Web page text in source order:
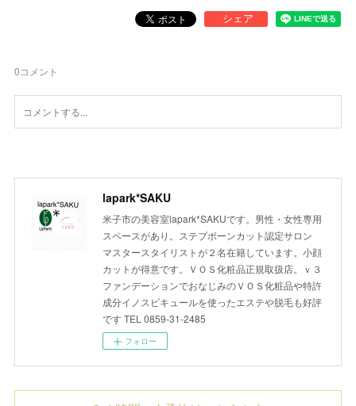
0コメント
lapark*SAKU
米子市の美容室lapark*SAKUです。男性・女性専用
スペースがあり。ステプボーンカット認定サロン
マスタースタイリストが２名在籍しています。小顔
カットが得意です。ＶＯＳ化粧品正規取扱店。ｖ３
ファンデーションでおなじみのＶＯＳ化粧品や特許
成分イノスピキュールを使ったエステや脱毛も好評
です TEL 0859-31-2485
フォロー